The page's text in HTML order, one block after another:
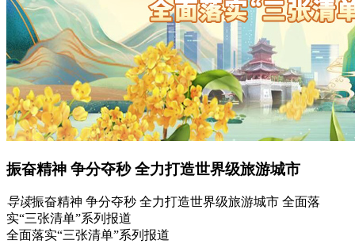
振奋精神 争分夺秒 全力打造世界级旅游城市
导读振奋精神 争分夺秒 全力打造世界级旅游城市 全面落
实“三张清单”系列报道
全面落实“三张清单”系列报道